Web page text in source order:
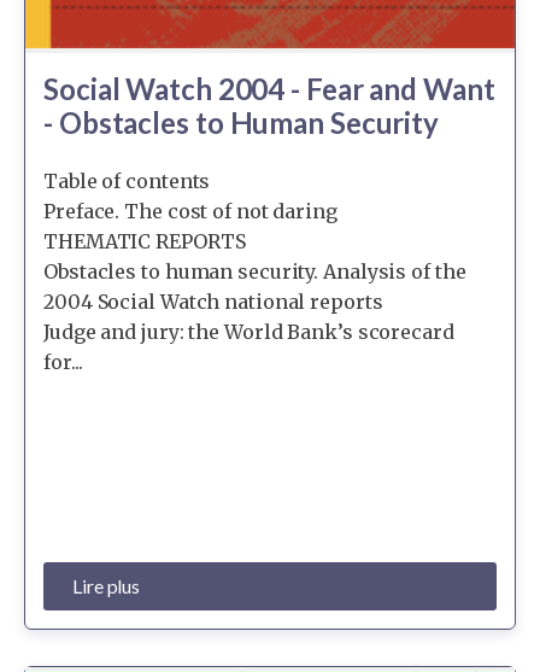
Social Watch 2004 - Fear and Want
- Obstacles to Human Security
Table of contents
Preface. The cost of not daring
THEMATIC REPORTS
Obstacles to human security. Analysis of the
2004 Social Watch national reports
Judge and jury: the World Bank’s scorecard
for...
Lire plus